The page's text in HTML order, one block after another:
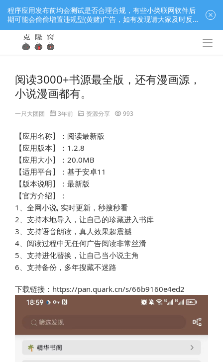
阅读3000+书源最全版，还有漫画源，
小说漫画都有。
一只大团团 3年前 资源分享 993
【应用名称】：阅读最新版
【应用版本】：1.2.8
【应用大小】：20.0MB
【适用平台】：基于安卓11
【版本说明】：最新版
【官方介绍】：
1、全网小说, 实时更新，秒搜秒看
2、支持本地导入，让自己的珍藏进入书库
3、支持语音朗读，真人效果超震撼
4、阅读过程中无任何广告阅读非常丝滑
5、支持进化替换，让自己当小说主角
6、支持备份，多年搜藏不迷路
下载链接：https://pan.quark.cn/s/66b9160e4ed2
程序应用发布前均会测试是否合理合规，有些小类联网软件后
期可能会偷偷增置违规型(黄赌)广告，如有发现请大家及时反
馈窝长进行处理，共同监督维护良好的程序应用下载社区！